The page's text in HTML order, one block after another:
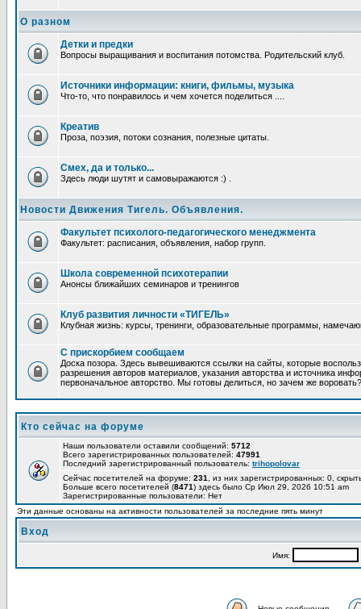
О разном
Детки и предки
Вопросы выращивания и воспитания потомства. Родительский клуб.
Источники информации: книги, фильмы, музыка
Что-то, что понравилось и чем хочется поделиться ....
Креатив
Проза, поэзия, потоки сознания, полезные цитаты.
Смех, да и только...
Здесь люди шутят и самовыражаются :) .
Новости Движения Тигель. Объявления.
Факультет психолого-педагогического менеджмента
Факультет: расписания, объявления, набор групп.
Школа современной психотерапии
Анонсы ближайших семинаров и тренингов
Клуб развития личности «ТИГЕЛЬ»
Клубная жизнь: курсы, тренинги, образовательные программы,
С прискорбием сообщаем
Доска позора. Здесь вывешиваются ссылки на сайты, которые
разрешения авторов материалов, указания авторства и источника
первоначальное авторство. Мы готовы делиться, но зачем же воровать?
Кто сейчас на форуме
Наши пользователи оставили сообщений: 5712
Всего зарегистрированных пользователей: 47991
Последний зарегистрированный пользователь: trihopolovar
Сейчас посетителей на форуме: 231
, из них зарегистрированных: 0,
Больше всего посетителей (8471) здесь было Ср Июл 29, 2026 10:51 am
Зарегистрированные пользователи: Нет
Эти данные основаны на активности пользователей за последние пять минут
Вход
Имя: